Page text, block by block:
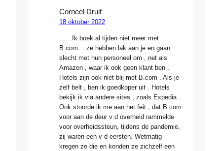
Corneel Druif
18 oktober 2022
……Ik boek al tijden niet meer met
B.com….ze hebben lak aan je en gaan
slecht met hun personeel om , net als
Amazon , waar ik ook geen klant ben .
Hotels zijn ook niet blij met B.com . Als je
zelf belt , ben ik goedkoper uit . Hotels
bekijk ik via andere sites , zoals Expedia .
Ook stoorde ik me aan het feit , dat B.com
voor aan de deur v d overheid rammelde
voor overheidssteun, tijdens de pandemie,
zij waren een v d eersten. Wetmatig
kregen ze die en konden ze zichzelf een